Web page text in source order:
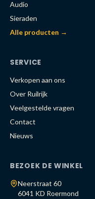
Audio
Sieraden
Alle producten →
SERVICE
Verkopen aan ons
Over Ruilrijk
Veelgestelde vragen
Contact
Nieuws
BEZOEK DE WINKEL
Neerstraat 60
6041 KD Roermond